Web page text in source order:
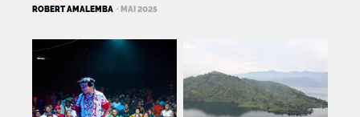
ROBERT AMALEMBA · MAI 2025